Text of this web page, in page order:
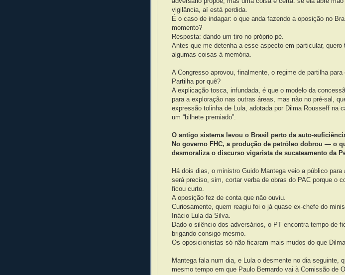
vigilância, aí está perdida.
É o caso de indagar: o que anda fazendo a oposição no
momento?
Resposta: dando um tiro no próprio pé.
Antes que me detenha a esse aspecto em particular, quero
algumas coisas à memória.
A Congresso aprovou, finalmente, o regime de partilha para
Partilha por quê?
A explicação tosca, infundada, é que o modelo da
para a exploração nas outras áreas, mas não no pré-sal,
expressão tolinha de Lula, adotada por Dilma Rousseff na
um “bilhete premiado”.
O antigo sistema levou o Brasil perto da auto-
No governo FHC, a produção de petróleo dobrou — o
desmoraliza o discurso vigarista de sucateamento da
Há dois dias, o ministro Guido Mantega veio a público para
será preciso, sim, cortar verba de obras do PAC porque o
ficou curto.
A oposição fez de conta que não ouviu.
Curiosamente, quem reagiu foi o já quase ex-chefe do
Inácio Lula da Silva.
Dado o silêncio dos adversários, o PT encontra tempo de
brigando consigo mesmo.
Os oposicionistas só não ficaram mais mudos do que
Mantega fala num dia, e Lula o desmente no dia seguinte,
mesmo tempo em que Paulo Bernardo vai à Comissão de